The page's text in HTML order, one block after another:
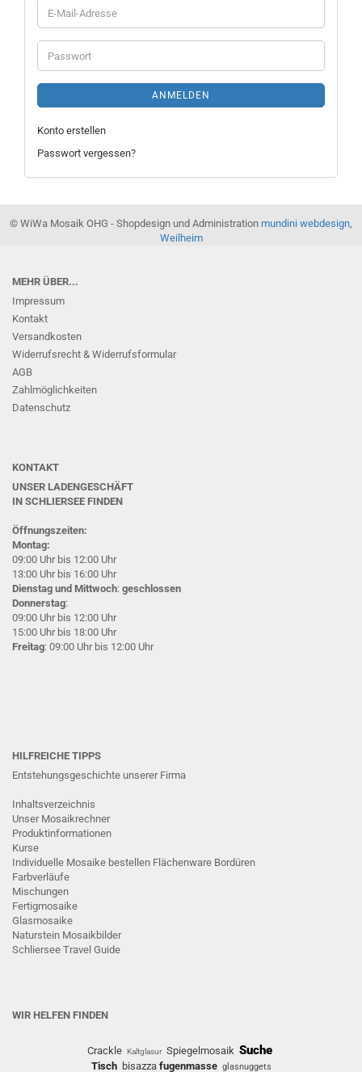
E-
Mail-
Adresse
Passwort
ANMELDEN
Konto erstellen
Passwort vergessen?
© WiWa Mosaik OHG - Shopdesign und Administration mundini webdesign,
Weilheim
MEHR ÜBER...
Impressum
Kontakt
Versandkosten
Widerrufsrecht & Widerrufsformular
AGB
Zahlmöglichkeiten
Datenschutz
KONTAKT
UNSER LADENGESCHÄFT
IN SCHLIERSEE FINDEN
Öffnungszeiten:
Montag:
09:00 Uhr bis 12:00 Uhr
13:00 Uhr bis 16:00 Uhr
Dienstag und Mittwoch: geschlossen
Donnerstag:
09:00 Uhr bis 12:00 Uhr
15:00 Uhr bis 18:00 Uhr
Freitag: 09:00 Uhr bis 12:00 Uhr
HILFREICHE TIPPS
Entstehungsgeschichte unserer Firma
Inhaltsverzeichnis
Unser Mosaikrechner
Produktinformationen
Kurse
Individuelle Mosaike bestellen Flächenware Bordüren
Farbverläufe
Mischungen
Fertigmosaike
G lasmosaike
Naturstein Mosaikbilder
Schliersee Travel Guide
WIR HELFEN FINDEN
Crackle Kaltglasur Spiegelmosaik Suche
Tisch bisazza fugenmasse glasnuggets